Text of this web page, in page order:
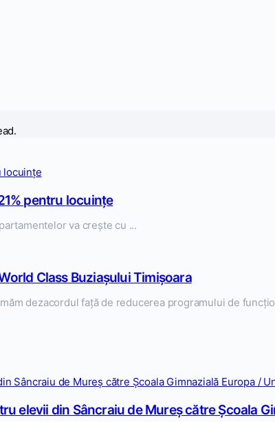
pentru locuințe
va crește cu ...
Class Buziașului Timișoara
dezacordul față de reducerea programului de
elevii din Sâncraiu de Mureș către Școala